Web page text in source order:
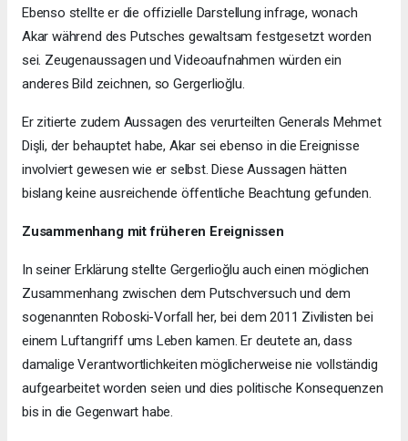
Ebenso stellte er die offizielle Darstellung infrage, wonach
Akar während des Putsches gewaltsam festgesetzt worden
sei. Zeugenaussagen und Videoaufnahmen würden ein
anderes Bild zeichnen, so Gergerlioğlu.
Er zitierte zudem Aussagen des verurteilten Generals Mehmet
Dişli, der behauptet habe, Akar sei ebenso in die Ereignisse
involviert gewesen wie er selbst. Diese Aussagen hätten
bislang keine ausreichende öffentliche Beachtung gefunden.
Zusammenhang mit früheren Ereignissen
In seiner Erklärung stellte Gergerlioğlu auch einen möglichen
Zusammenhang zwischen dem Putschversuch und dem
sogenannten Roboski-Vorfall her, bei dem 2011 Zivilisten bei
einem Luftangriff ums Leben kamen. Er deutete an, dass
damalige Verantwortlichkeiten möglicherweise nie vollständig
aufgearbeitet worden seien und dies politische Konsequenzen
bis in die Gegenwart habe.